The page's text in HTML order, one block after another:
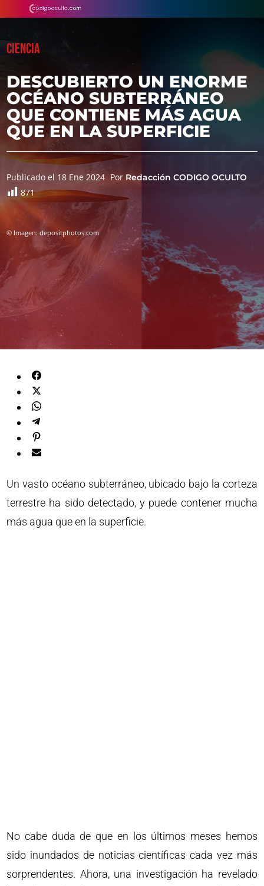
CIENCIA
DESCUBIERTO UN ENORME
OCÉANO SUBTERRÁNEO
QUE CONTIENE MÁS AGUA
QUE EN LA SUPERFICIE
Publicado el 18 Ene 2024 PorRedacción CODIGO OCULTO
871
© Imagen: depositphotos.com
Un vasto océano subterráneo, ubicado bajo la corteza
terrestre ha sido detectado, y puede contener mucha
más agua que en la superficie.
No cabe duda de que en los últimos meses hemos
sido inundados de noticias científicas cada vez más
sorprendentes. Ahora, una investigación ha revelado